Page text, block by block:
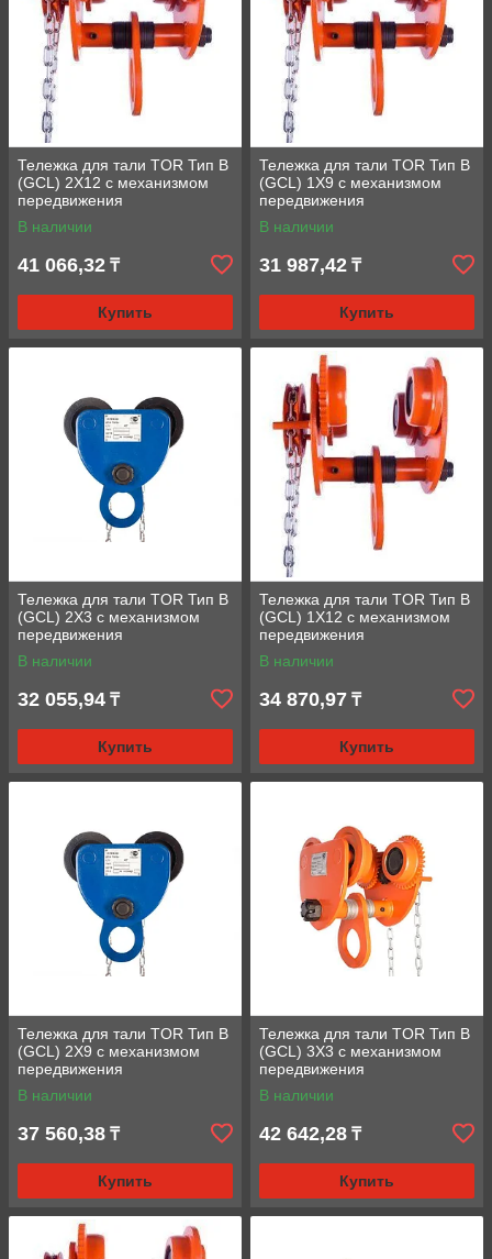
Тележка для тали TOR Тип В
(GCL) 2Х12 с механизмом
передвижения
В наличии
41 066,32 ₸
Купить
Тележка для тали TOR Тип В
(GCL) 1Х9 с механизмом
передвижения
В наличии
31 987,42 ₸
Купить
Тележка для тали TOR Тип В
(GCL) 2Х3 с механизмом
передвижения
В наличии
32 055,94 ₸
Купить
Тележка для тали TOR Тип В
(GCL) 1Х12 с механизмом
передвижения
В наличии
34 870,97 ₸
Купить
Тележка для тали TOR Тип В
(GCL) 2Х9 с механизмом
передвижения
В наличии
37 560,38 ₸
Купить
Тележка для тали TOR Тип В
(GCL) 3Х3 с механизмом
передвижения
В наличии
42 642,28 ₸
Купить